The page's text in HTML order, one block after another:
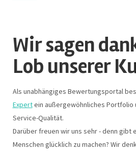
Wir sagen
Lob unserer
Als unabhängiges Bewertungsportal
Expertein außergewöhnliches Portfolio
Service-Qualität.
Darüber freuen wir uns sehr - denn gibt
Menschen glücklich zu machen? Wir